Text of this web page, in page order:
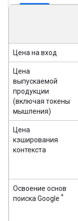
Цена на вход
Цена
выпускаемой
продукции
(включая токены
мышления)
Цена
кэширования
контекста
Освоение основ
поиска Google *